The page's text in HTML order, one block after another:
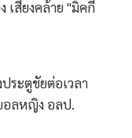
เสียงคล้าย "มิคกี้
ระตูชัยต่อเวลา
อลหญิง อลป.